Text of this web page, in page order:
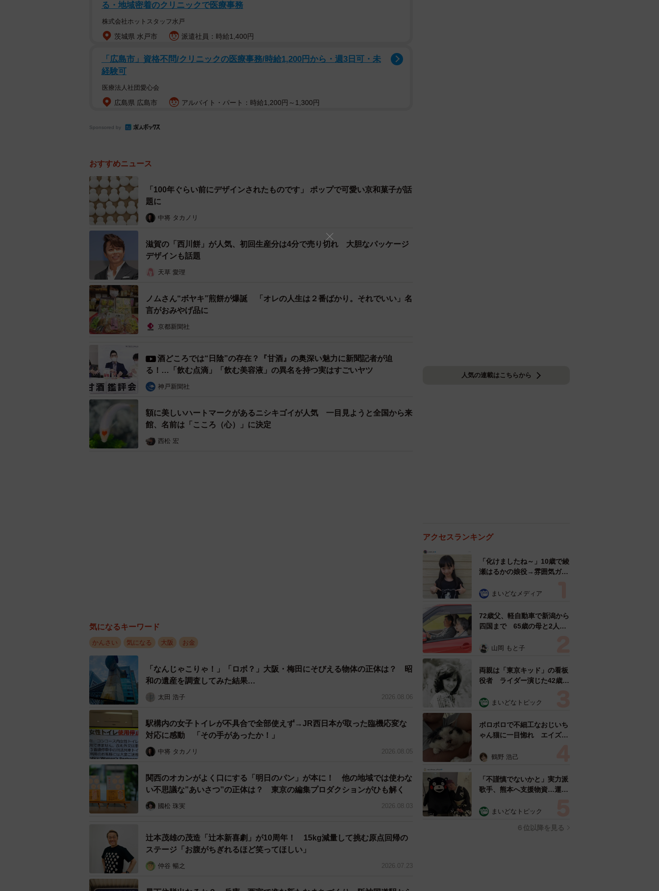
グッズ」として、大阪大学のお酒として認められた。
6月26日は午前中に適塾の見学、午後はホテル日航大阪で、洪庵にちなんだ落語とお酒の会
加熱処理を施した火入れと生酒の2種を飲み比べた客からは「とてもフルーティ」、「私は
火入れの方が好き」といった感想が聞かれた。この日用意していた持ち帰り用と販売用の65
本はたちまちなくなり、急遽予約販売も受け付けたという。
落語家の笑福亭笑利さんが、緒方洪庵をテーマにした落語で会場を盛り上げた
大阪大学のお酒、そして野村のお酒として
「ようやく、お披露目が実現しました」と語ってくれたのは、日本酒「緒方洪庵」の実現に
尽力した一人、大阪大学人間科学研究科の川端亮教授だ。
「緒方洪庵」は、阪大にゆかりのある「きょうかい6号」酵母を使い、此の友酒造（兵庫県
3/3
7月9日、10日には大阪国際空港（伊丹空港）で開催の「ITAMI空の市」で、復興支援酒とし
て「緒方洪庵」を販売。7月中は同空港保安検査場内のJALショップ「SORA DELI」で販売
される。阪大の利益分はすべて、野村町の復興支援に当てられるそうだ。
る・地域密着のクリニックで医療事務
株式会社ホットスタッフ水戸
茨城県 水戸市 派遣社員：時給1,400円
「広島市」資格不問/クリニックの医療事務/時給1,200円から・週3日可・未
経験可
医療法人社団愛心会
広島県 広島市 アルバイト・パート：時給1,200円～1,300円
Sponsored by
おすすめニュース
「100年ぐらい前にデザインされたものです」 ポップで可愛い京和菓子が話
題に
中将 タカノリ
滋賀の「西川餅」が人気、初回生産分は4分で売り切れ 大胆なパッケージ
デザインも話題
天草 愛理
ノムさん“ボヤキ”煎餅が爆誕 「オレの人生は２番ばかり。それでいい」名
言がおみやげ品に
京都新聞社
酒どころでは“日陰”の存在？『甘酒』の奥深い魅力に新聞記者が迫
る！…「飲む点滴」「飲む美容液」の異名を持つ実はすごいヤツ
神戸新聞社
額に美しいハートマークがあるニシキゴイが人気 一目見ようと全国から来
館、名前は「こころ（心）」に決定
西松 宏
気になるキーワード
かんさい 気になる 大阪 お金
「なんじゃこりゃ！」「ロボ？」大阪・梅田にそびえる物体の正体は？ 昭
和の遺産を調査してみた結果…
太田 浩子 2026.08.06
駅構内の女子トイレが不具合で全部使えず→JR西日本が取った臨機応変な
対応に感動 「その手があったか！」
中将 タカノリ 2026.08.05
関西のオカンがよく口にする「明日のパン」が本に！ 他の地域では使わな
い不思議な”あいさつ”の正体は？ 東京の編集プロダクションがひも解く
國松 珠実 2026.08.03
辻本茂雄の茂造「辻本新喜劇」が10周年！ 15kg減量して挑む原点回帰の
ステージ「お腹がちぎれるほど笑ってほしい」
仲谷 暢之 2026.07.23
人気の連載はこちらから
アクセスランキング
「化けましたね～」10歳で綾
瀬はるかの娘役→雰囲気ガラ
雰囲気が」「宝塚に入れそ
まいどなメディア
72歳父、軽自動車で新潟から
四国まで 65歳の母と2人で
憩まで分刻み… 「大学生で
山岡 もと子
両親は「東京キッド」の看板
役者 ライダー演じた42歳元
ングフォト」計画を明言
む」
まいどなトピック
ボロボロで不細工なおじいち
ゃん猫に一目惚れ エイズだ
暮らすと「おじ猫」だって可
鶴野 浩己
「不謹慎でないかと」実力派
歌手、熊本へ支援物資…運搬
めらい 「痛いほど伝わる」
まいどなトピック
６位以降を見る